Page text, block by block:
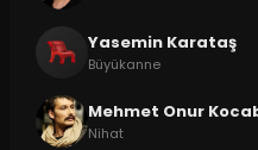
Yasemin Karataş
Büyükanne
Mehmet Onur
Nihat